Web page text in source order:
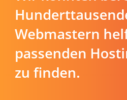
Webmastern
passenden
zu finden.